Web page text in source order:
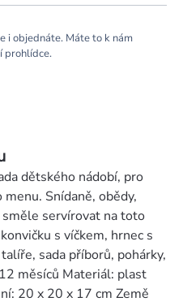
i objednáte. Máte to k nám
prohlídce.
dětského nádobí, pro
Snídaně, obědy,
servírovat na toto
s víčkem, hrnec s
sada příborů, pohárky,
měsíců Materiál: plast
20 x 20 x 17 cm Země